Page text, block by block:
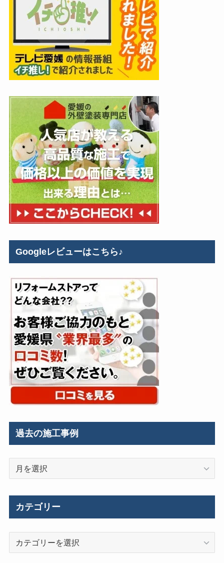
Googleレビューはこちら♪
過去の施工事例
カテゴリー